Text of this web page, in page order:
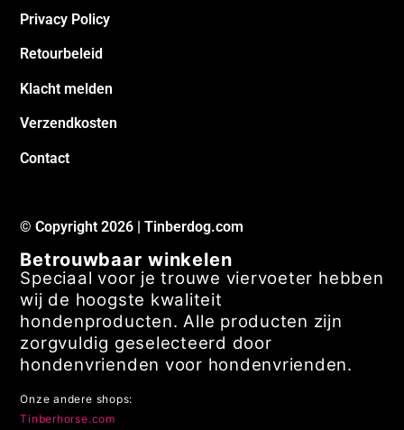
© Copyright 2026 | Tinberdog.com
Betrouwbaar winkelen
Speciaal voor je trouwe viervoeter hebben
wij de hoogste kwaliteit
hondenproducten. Alle producten zijn
zorgvuldig geselecteerd door
hondenvrienden voor hondenvrienden.